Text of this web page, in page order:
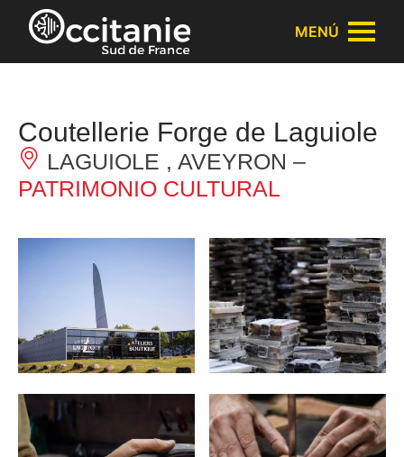
Panel de gestión de cookies
MENÚ
Coutellerie Forge de Laguiole
LAGUIOLE , AVEYRON –
PATRIMONIO CULTURAL